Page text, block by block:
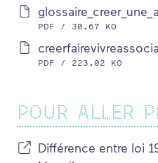
PDF / 30.67 KO
PDF / 223.02 KO
POUR ALLER
Différence entre loi